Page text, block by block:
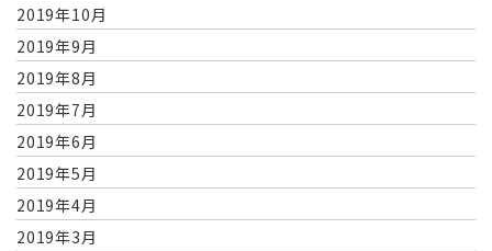
2019年10月
2019年9月
2019年8月
2019年7月
2019年6月
2019年5月
2019年4月
2019年3月